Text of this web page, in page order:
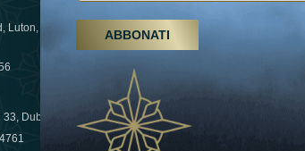
Luton,
Dubai, UAE
Escursioni, trattamenti termali e
Emirati Arabi Uniti crescono come
destinazione del benessere
03 April 2025
Évasions hivernales pour les
Émirats: refinir le voyage de luxe
ABBONATI